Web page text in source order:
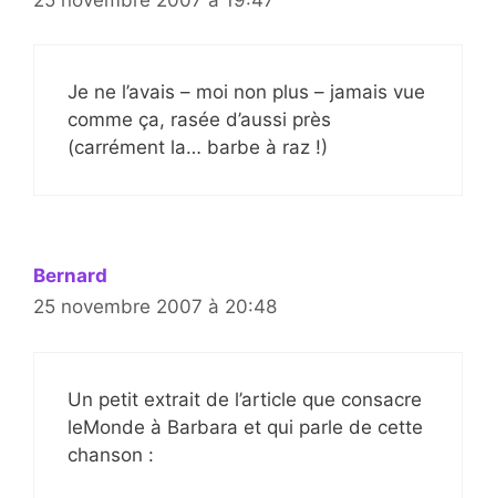
Je ne l’avais – moi non plus – jamais vue
comme ça, rasée d’aussi près
(carrément la… barbe à raz !)
Bernard
25 novembre 2007 à 20:48
Un petit extrait de l’article que consacre
leMonde à Barbara et qui parle de cette
chanson :